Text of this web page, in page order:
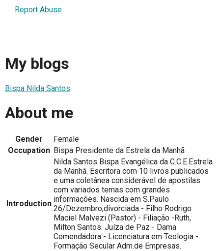
Report Abuse
My blogs
Bispa Nilda Santos
About me
Gender
Female
Occupation Bispa Presidente da Estrela da Manhã
Introduction
Nilda Santos Bispa Evangélica da C.C.E.Estrela
da Manhã. Escritora com 10 livros publicados
e uma coletânea considerável de apostilas
com variados temas com grandes
informações. Nascida em S.Paulo
26/Dezembro,divorciada - Filho Rodrigo
Maciel Malvezi (Pastor) - Filiação -Ruth,
Milton Santos. Juíza de Paz - Dama
Comendadora - Licenciatura em Teologia -
Formação Secular Adm.de Empresas.